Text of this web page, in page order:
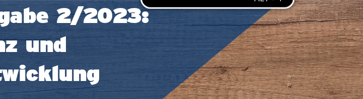
& AI Management
and Accounting
Wirtschaftspsychologie
Trendthema Künstliche Intelligenz
Trendthema Führung
Internationales
Zur Übersicht
Fachbereiche
2/2023:
und